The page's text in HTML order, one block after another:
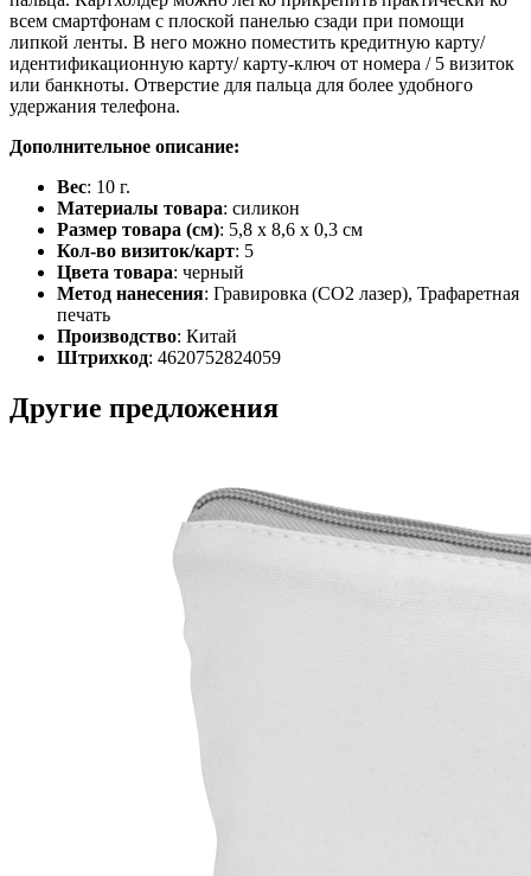
всем смартфонам с плоской панелью сзади при помощи
липкой ленты. В него можно поместить кредитную карту/
идентификационную карту/ карту-ключ от номера / 5 визиток
или банкноты. Отверстие для пальца для более удобного
удержания телефона.
Дополнительное описание:
Вес: 10 г.
Материалы товара: силикон
Размер товара (см): 5,8 x 8,6 x 0,3 см
Кол-во визиток/карт: 5
Цвета товара: черный
Метод нанесения: Гравировка (CO2 лазер), Трафаретная
печать
Производство: Китай
Штрихкод: 4620752824059
Другие предложения